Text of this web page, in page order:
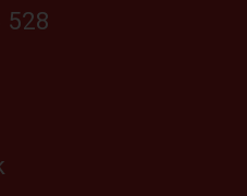
528